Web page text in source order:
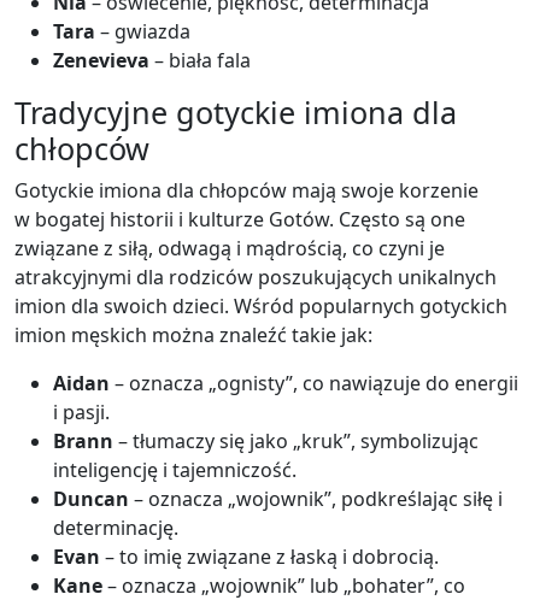
Tara – gwiazda
Zenevieva – biała fala
Tradycyjne gotyckie imiona dla
chłopców
Gotyckie imiona dla chłopców mają swoje korzenie
w bogatej historii i kulturze Gotów. Często są one
związane z siłą, odwagą i mądrością, co czyni je
atrakcyjnymi dla rodziców poszukujących unikalnych
imion dla swoich dzieci. Wśród popularnych gotyckich
imion męskich można znaleźć takie jak:
Aidan – oznacza „ognisty”, co nawiązuje do energii
i pasji.
Brann – tłumaczy się jako „kruk”, symbolizując
inteligencję i tajemniczość.
Duncan – oznacza „wojownik”, podkreślając siłę i
determinację.
Evan – to imię związane z łaską i dobrocią.
Kane– oznacza „wojownik” lub „bohater”, co